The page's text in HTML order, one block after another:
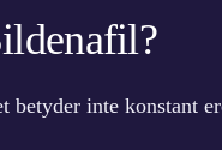
betyder inte konstant